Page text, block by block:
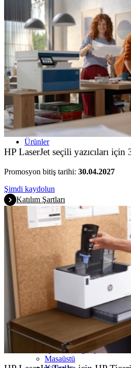
Ürünler
Dizüstü Bilgisayarlar ve
Masaüstü
Promosyonlar
HP LaserJet seçili yazıcıları
Promosyon bitiş tarihi: 30.04.2027
Şimdi kaydolun
Katılım Şartları